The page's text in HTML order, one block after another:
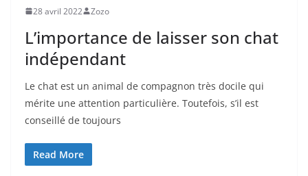
28 avril 2022 Zozo
L’importance de laisser son chat
indépendant
Le chat est un animal de compagnon très docile qui
mérite une attention particulière. Toutefois, s’il est
conseillé de toujours
Read More